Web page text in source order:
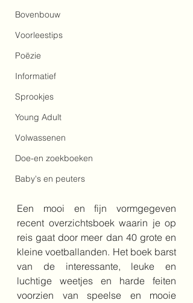
Bovenbouw
Voorleestips
Poëzie
Informatief
Sprookjes
Young Adult
Volwassenen
Doe-en zoekboeken
Baby's en peuters
Een mooi en fijn vormgegeven
recent overzichtsboek waarin je op
reis gaat door meer dan 40 grote en
kleine voetballanden. Het boek barst
van de interessante, leuke en
luchtige weetjes en harde feiten
voorzien van speelse en mooie